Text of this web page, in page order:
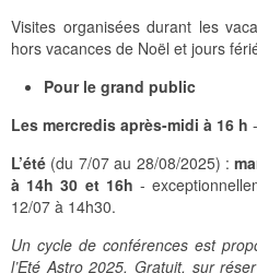
Visites organisées durant les
hors vacances de Noël et jours
Pour le grand public
Les mercredis après-midi à 16 h
L’été (du 7/07 au 28/08/2025) :
à 14h 30 et 16h -
12/07 à 14h30.
Un cycle de conférences est
l’Eté Astro 2025. Gratuit, sur